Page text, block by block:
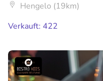
Hengelo (19km)
Verkauft: 422